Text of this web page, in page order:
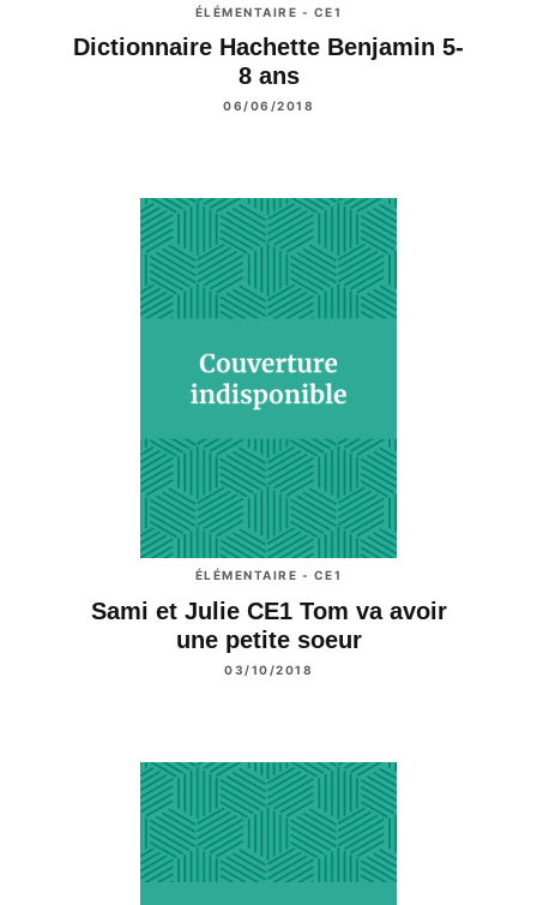
ÉLÉMENTAIRE - CE1
Dictionnaire Hachette Benjamin 5-
8 ans
06/06/2018
ÉLÉMENTAIRE - CE1
Sami et Julie CE1 Tom va avoir
une petite soeur
03/10/2018